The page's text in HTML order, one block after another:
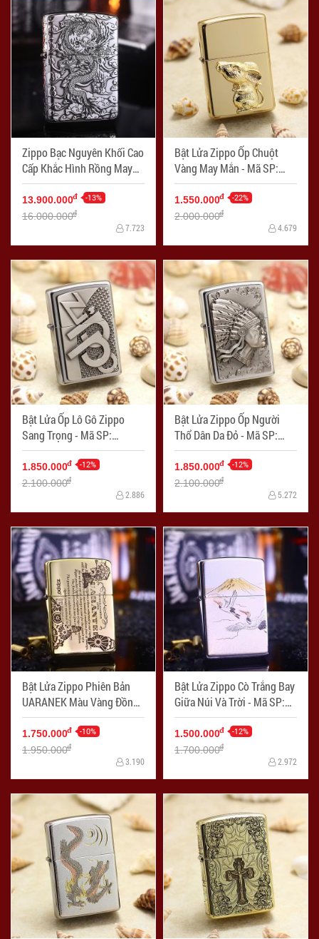
Zippo Bạc Nguyên Khối Cao
Cấp Khắc Hình Rồng May
Mắn Ôm Ngọc Phiên Bản
Giới Hạn - Mã SP: ZPC2787
13.900.000đ -13%
16.000.000đ
7.723
Bật Lửa Zippo Ốp Chuột
Vàng May Mắn - Mã SP:
ZPC2653
1.550.000đ -22%
2.000.000đ
4.679
Bật Lửa Ốp Lô Gô Zippo
Sang Trọng - Mã SP:
ZPC2629
1.850.000đ -12%
2.100.000đ
2.886
Bật Lửa Zippo Ốp Người
Thổ Dân Da Đỏ - Mã SP:
ZPC2628
1.850.000đ -12%
2.100.000đ
5.272
Bật Lửa Zippo Phiên Bản
UARANEK Màu Vàng Đồng -
Mã SP: ZPC2615
1.750.000đ -10%
1.950.000đ
3.190
Bật Lửa Zippo Cò Trắng Bay
Giữa Núi Và Trời - Mã SP:
ZPC2609
1.500.000đ -12%
1.700.000đ
2.972